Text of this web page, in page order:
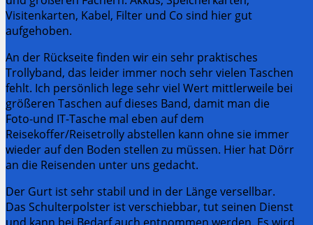
Visitenkarten, Kabel, Filter und Co sind hier gut
aufgehoben.
An der Rückseite finden wir ein sehr praktisches
Trollyband, das leider immer noch sehr vielen Taschen
fehlt. Ich persönlich lege sehr viel Wert mittlerweile bei
größeren Taschen auf dieses Band, damit man die
Foto-und IT-Tasche mal eben auf dem
Reisekoffer/Reisetrolly abstellen kann ohne sie immer
wieder auf den Boden stellen zu müssen. Hier hat Dörr
an die Reisenden unter uns gedacht.
Der Gurt ist sehr stabil und in der Länge versellbar.
Das Schulterpolster ist verschiebbar, tut seinen Dienst